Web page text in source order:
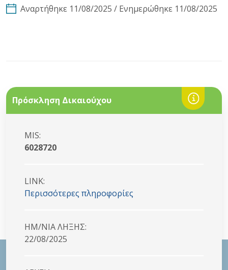
Αναρτήθηκε 11/08/2025 / Ενημερώθηκε 11/08/2025
Πρόσκληση Δικαιούχου
MIS:
6028720
LINK:
Περισσότερες πληροφορίες
HM/NIA ΛΗΞΗΣ:
22/08/2025